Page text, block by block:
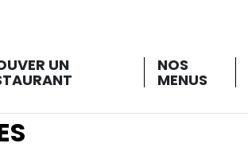
UN NOS
MENUS